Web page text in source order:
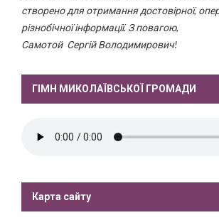
створено для отримання достовірної,
різнобічної інформації. З повагою,
Самотой Сергій Володимирович!
ГІМН МИКОЛАЇВСЬКОЇ ГРОМАДИ
Карта сайту